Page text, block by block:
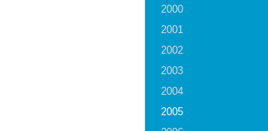
2000
2001
2002
2003
2004
2005